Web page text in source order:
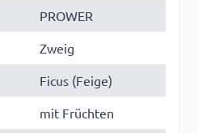
PROWER
Zweig
Ficus (Feige)
mit Früchten